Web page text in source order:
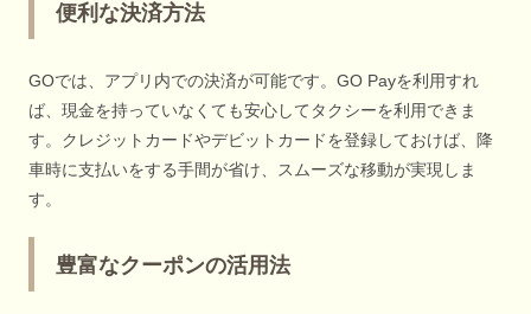
便利な決済方法
GOでは、アプリ内での決済が可能です。GO Payを利用すれ
ば、現金を持っていなくても安心してタクシーを利用できま
す。クレジットカードやデビットカードを登録しておけば、降
車時に支払いをする手間が省け、スムーズな移動が実現しま
す。
豊富なクーポンの活用法